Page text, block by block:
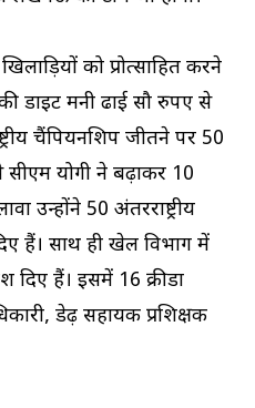
को प्रोत्साहित करने
डाइट मनी ढाई सौ रुपए से
चैंपियनशिप जीतने पर 50
योगी ने बढ़ाकर 10
उन्होंने 50 अंतरराष्ट्रीय
हैं। साथ ही खेल विभाग में
हैं। इसमें 16 क्रीडा
डेढ़ सहायक प्रशिक्षक